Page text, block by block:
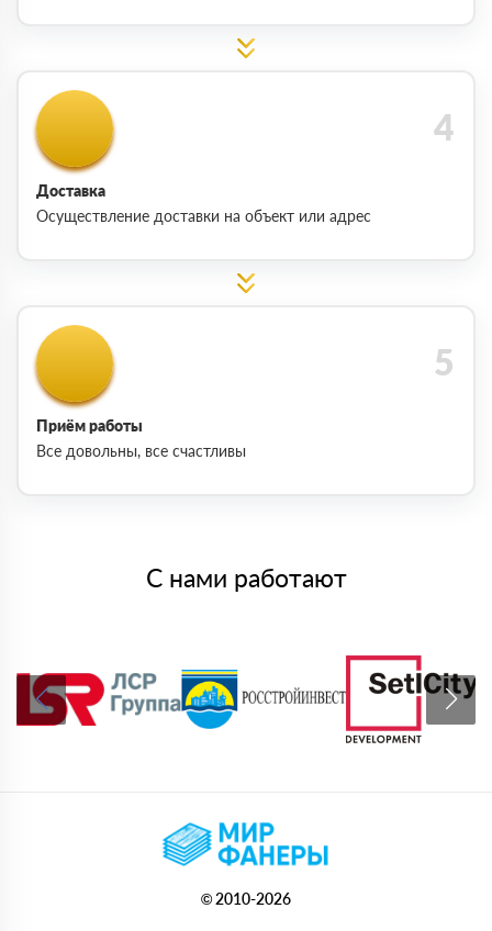
Доставка
Осуществление доставки на объект или адрес
Приём работы
Все довольны, все счастливы
С нами работают
© 2010-2026